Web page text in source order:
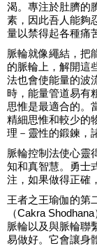
渴。專注於肚臍的
素，因此吾人能夠
量以禁得起各種痛
脈輪就像繩結，把
的脈輪上，解開這
法也會使能量的波
時，能量管道易有
思惟是最適合的。
精細思惟和較少的
理－靈性的鍛鍊，
脈輪控制法使心靈
知和真智慧。勇士
注，如果做得正確
王者之王瑜伽的第
（Cakra
脈輪以及與脈輪聯
易做好。它會讓身